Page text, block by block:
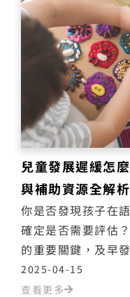
兒童發展遲緩怎
與補助資源全解析
你是否發現孩子在
確定是否需要評估
的重要關鍵，及早
2025-04-15
查看更多